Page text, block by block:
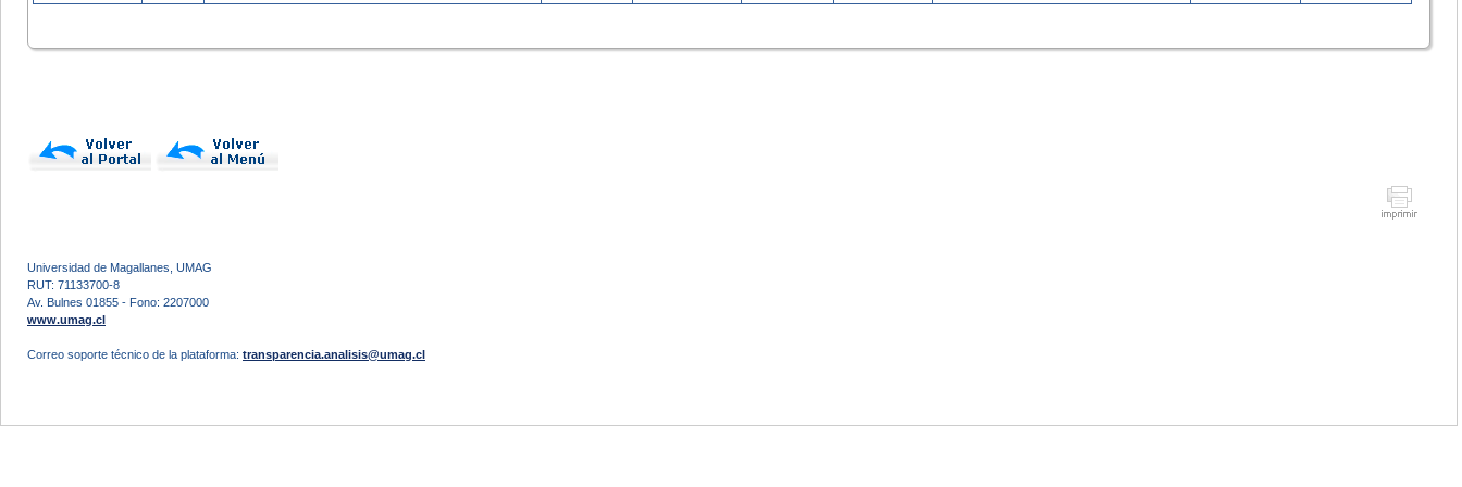
Universidad de Magallanes, UMAG
RUT: 71133700-8
Av. Bulnes 01855 - Fono: 2207000
www.umag.cl
Correo soporte técnico de la plataforma: transparencia.analisis@umag.cl